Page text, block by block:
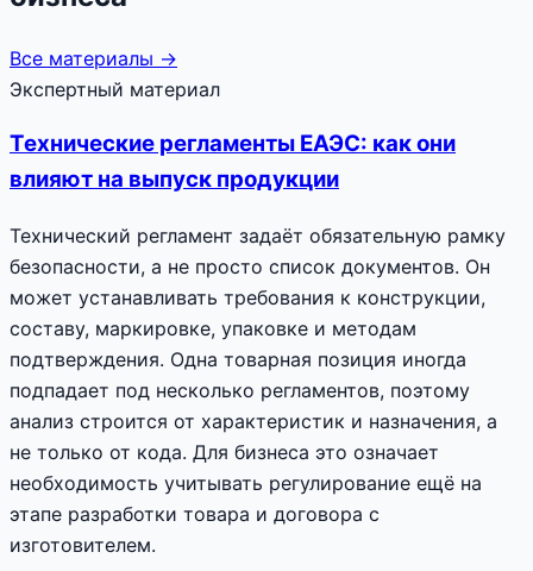
Все материалы →
Экспертный материал
Технические регламенты ЕАЭС: как они
влияют на выпуск продукции
Технический регламент задаёт обязательную рамку
безопасности, а не просто список документов. Он
может устанавливать требования к конструкции,
составу, маркировке, упаковке и методам
подтверждения. Одна товарная позиция иногда
подпадает под несколько регламентов, поэтому
анализ строится от характеристик и назначения, а
не только от кода. Для бизнеса это означает
необходимость учитывать регулирование ещё на
этапе разработки товара и договора с
изготовителем.